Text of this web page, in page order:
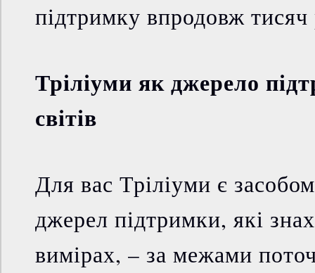
підтримку впродовж тисяч
Тріліуми як джерело
світів
Для вас Тріліуми є
джерел підтримки, які
вимірах, – за межами